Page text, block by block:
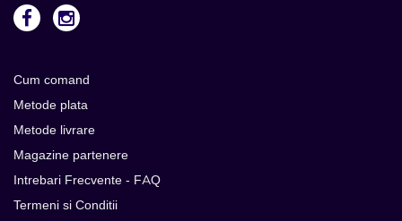
Cum comand
Metode plata
Metode livrare
Magazine partenere
Intrebari Frecvente - FAQ
Termeni si Conditii